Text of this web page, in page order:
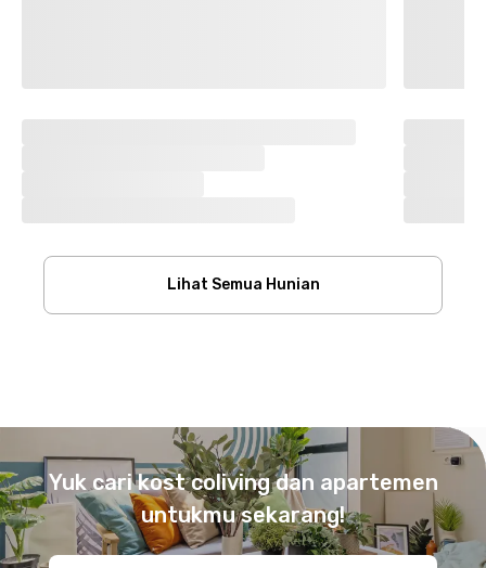
Lihat Semua Hunian
Yuk cari kost coliving dan apartemen
untukmu sekarang!